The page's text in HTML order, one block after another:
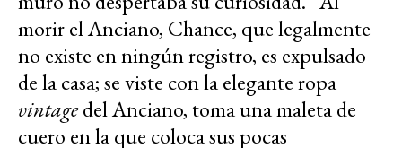
morir el Anciano, Chance, que legalmente
no existe en ningún registro, es expulsado
de la casa; se viste con la elegante ropa
vintagedel Anciano, toma una maleta de
cuero en la que coloca sus pocas